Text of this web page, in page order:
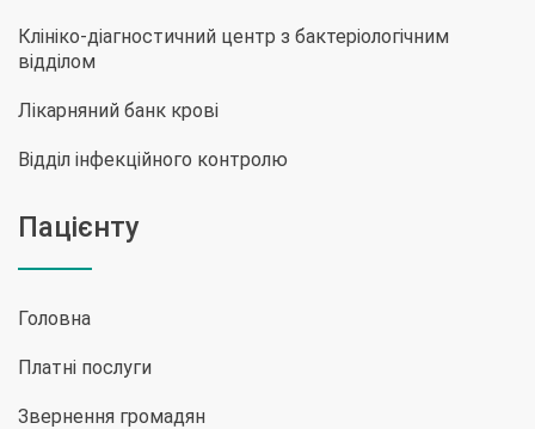
Клініко-діагностичний центр з бактеріологічним
відділом
Лікарняний банк крові
Відділ інфекційного контролю
Пацієнту
Головна
Платні послуги
Звернення громадян